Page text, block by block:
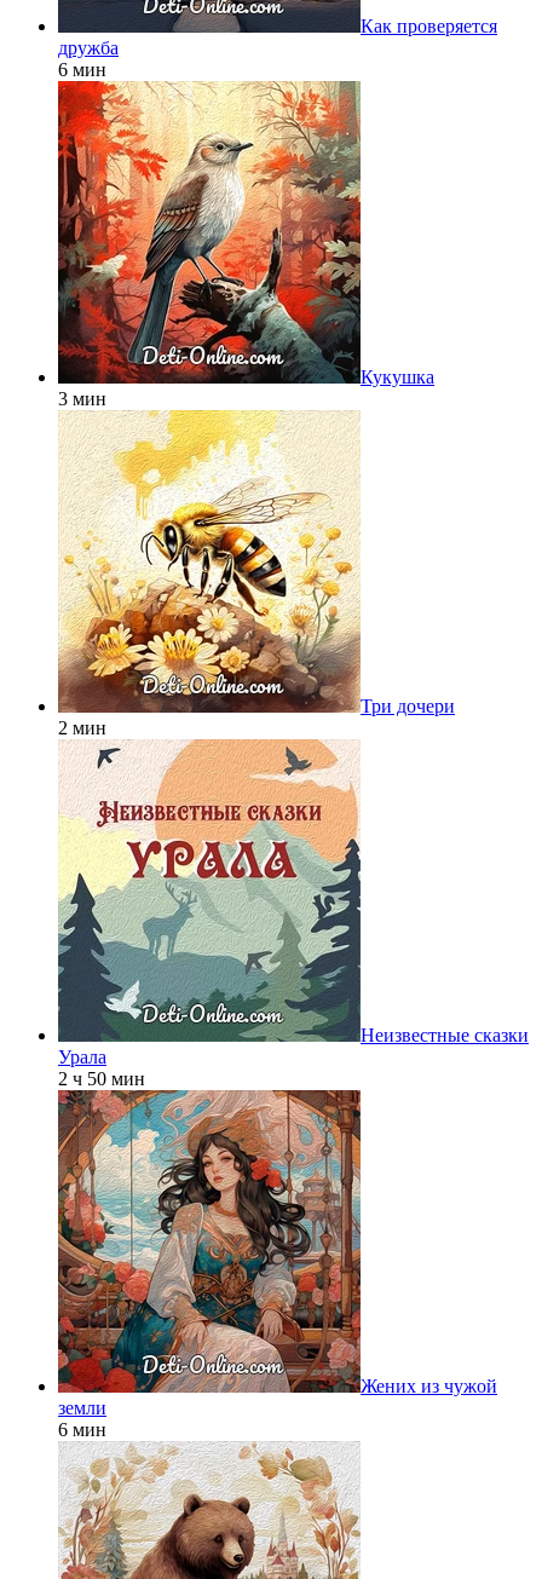
Как проверяется
дружба
6 мин
Кукушка
3 мин
Три дочери
2 мин
Неизвестные сказки
Урала
2 ч 50 мин
Жених из чужой
земли
6 мин